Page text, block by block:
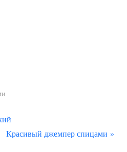
С
Красивый джемпер спицами